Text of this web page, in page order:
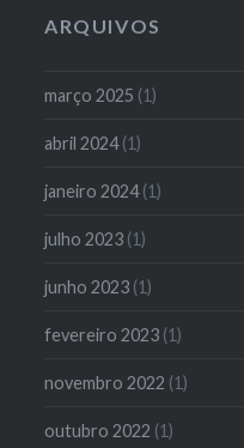
ARQUIVOS
março 2025 (1)
abril 2024(1)
janeiro 2024(1)
julho 2023 (1)
junho 2023 (1)
fevereiro 2023 (1)
novembro 2022 (1)
outubro 2022 (1)